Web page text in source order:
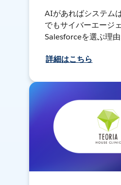
AIがあればシステム
でもサイバーエージ
Salesforceを選ぶ理由
詳細はこちら